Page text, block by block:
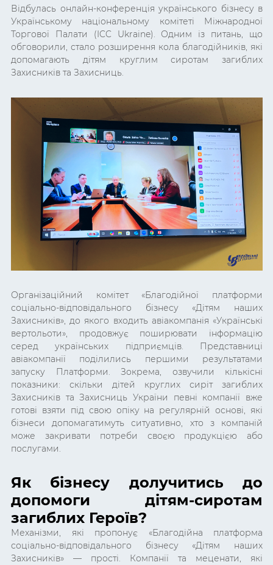
Відбулась онлайн-конференція українського бізнесу в
Українському національному комітеті Міжнародної
Торгової Палати (ICC Ukraine). Одним із питань, що
обговорили, стало розширення кола благодійників, які
допомагають дітям круглим сиротам загиблих
Захисників та Захисниць.
Організаційний комітет «Благодійної платформи
соціально-відповідального бізнесу «Дітям наших
Захисників», до якого входить авіакомпанія «Українські
вертольоти», продовжує поширювати інформацію
серед українських підприємців. Представниці
авіакомпанії поділились першими результатами
запуску Платформи. Зокрема, озвучили кількісні
показники: скільки дітей круглих сиріт загиблих
Захисників та Захисниць України певні компанії вже
готові взяти під свою опіку на регулярній основі, які
бізнеси допомагатимуть ситуативно, хто з компаній
може закривати потреби своєю продукцією або
послугами.
Як бізнесу долучитись до
допомоги дітям-сиротам
загиблих Героїв?
Механізми, які пропонує «Благодійна платформа
соціально-відповідального бізнесу «Дітям наших
Захисників» — прості. Компанії та меценати, які